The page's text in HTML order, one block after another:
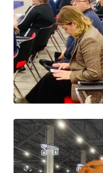
УЧЕБНАЯ РАБОТА
Расписание
Заочное
Локальные акты
Безопасность на
ГТО
Дополнительное